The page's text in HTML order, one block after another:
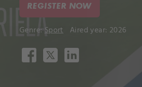
REGISTER NOW
Genre: Sport Aired year: 2026